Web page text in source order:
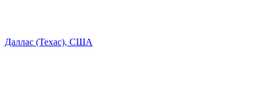
Даллас (Техас), США